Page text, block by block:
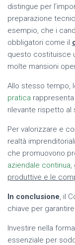
distingue per
preparazione
esempio, che i
obbligatori come il
questo costituisce
molte mansioni
Allo stesso tempo,
pratica
rilevante rispetto
Per valorizzare e
realtà
che promuovono
aziendale continua,
produttive e le
In conclusione, il
chiave per
Investire nella
essenziale per